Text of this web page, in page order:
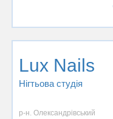
Lux Nails
Нігтьова студія
р-н. Олександрівський